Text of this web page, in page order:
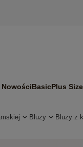
NowościBasicPlus Size
Bluzy Bluzy z